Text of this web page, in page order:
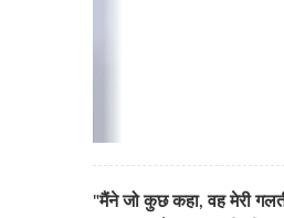
"मैंने जो कुछ कहा, वह मेरी